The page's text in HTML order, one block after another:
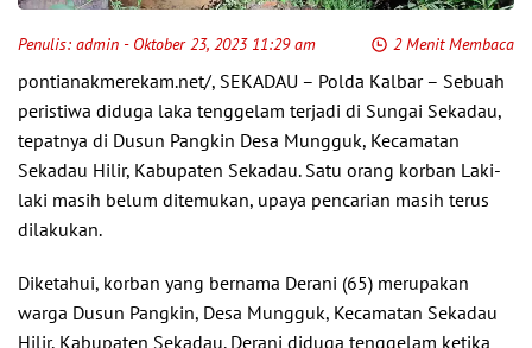
Penulis: admin - Oktober 23, 2023 11:29 am 2 Menit Membaca
pontianakmerekam.net/, SEKADAU – Polda Kalbar – Sebuah
peristiwa diduga laka tenggelam terjadi di Sungai Sekadau,
tepatnya di Dusun Pangkin Desa Mungguk, Kecamatan
Sekadau Hilir, Kabupaten Sekadau. Satu orang korban Laki-
laki masih belum ditemukan, upaya pencarian masih terus
dilakukan.
Diketahui, korban yang bernama Derani (65) merupakan
warga Dusun Pangkin, Desa Mungguk, Kecamatan Sekadau
Hilir, Kabupaten Sekadau. Derani diduga tenggelam ketika